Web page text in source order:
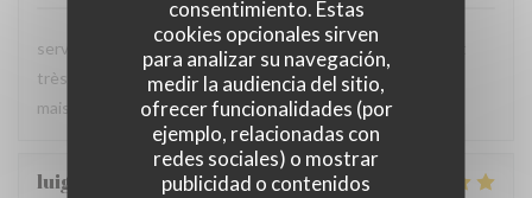
consentimiento. Estas
cookies opcionales sirven
para analizar su navegación,
medir la audiencia del sitio,
ofrecer funcionalidades (por
ejemplo, relacionadas con
redes sociales) o mostrar
publicidad o contenidos
serveur très agréable, les plats sont bien servis et surtout
très bons. Mention spéciale pour la mousse au chocolat
maison !
luigi